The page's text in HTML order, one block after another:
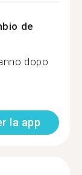
de
dopo
la app